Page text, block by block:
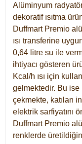
Alüminyum
dekoratif ısıtma
Duffmart Premio
ısı transferine
0,64 litre su ile
ihtiyacı gösteren
Kcal/h ısı için
gelmektedir. Bu ise
çekmekte, katılan
elektrik sarfiyatını
Duffmart Premio
renklerde